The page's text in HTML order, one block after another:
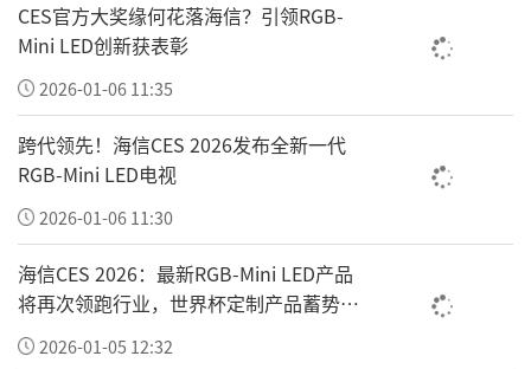
他表示，商会拥有500余家会员企业，愿发挥桥梁
作用，推动建立常态化医疗产业对接平台，聚焦在
越中资企业落地普惠跨境健康服务，推动医疗人才
与技术双向交流，打通跨境医疗全产业链协同通
道，携手打造开放、高效、普惠的跨境医疗合作新
格局。
北京大学国际医院党委书记、执行院长梁军教
授在致辞中介绍，平安集团坚持科技赋能，持续深
化“综合金融+医疗养老”双轮驱动发展战略，将医
CES官方大奖缘何花落海信？引领RGB-
Mini LED创新获表彰
2026-01-06 11:35
跨代领先！海信CES 2026发布全新一代
RGB-Mini LED电视
2026-01-06 11:30
海信CES 2026：最新RGB-Mini LED产品
将再次领跑行业，世界杯定制产品蓄势待
发 2026-01-05 12:32